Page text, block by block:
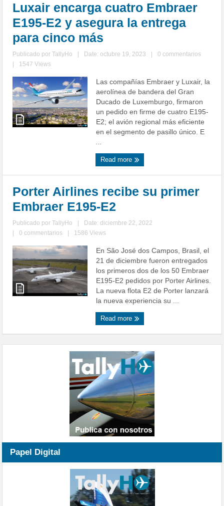
Luxair encarga cuatro Embraer
E195-E2 y asegura la entrega
para cinco más
Publicado porTallyHo Date: octubre 19, 2023
0 commentarios
1547 Views
Las compañías Embraer y Luxair, la
aerolínea de bandera del Gran
Ducado de Luxemburgo, firmaron
un pedido en firme de cuatro E195-
E2; el avión regional más eficiente
en el segmento de pasillo único. E
...
Read more
Porter Airlines recibe su primer
Embraer E195-E2
Publicado porTallyHo
Date: diciembre 22, 2022
0 commentarios 1586 Views
En São José dos Campos, Brasil, el
21 de diciembre fueron entregados
los primeros dos de los 50 Embraer
E195-E2 pedidos por Porter Airlines.
La nueva flota E2 de Porter lanzará
la nueva experiencia su ...
Read more
Papel Digital